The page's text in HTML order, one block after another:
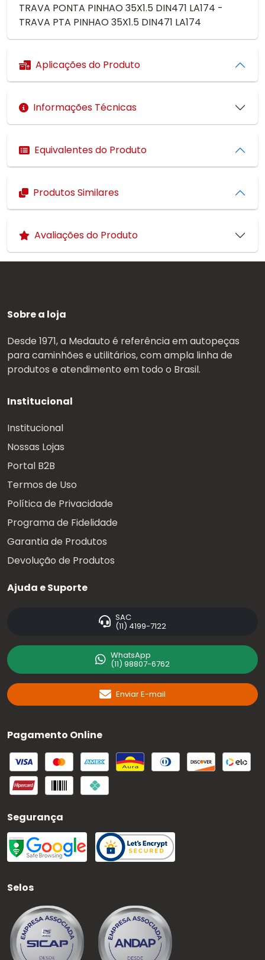
TRAVA PONTA PINHAO 35X1.5 DIN471 LA174 -
TRAVA PTA PINHAO 35X1.5 DIN471 LA174
Aplicações do Produto
Informações Técnicas
Equivalentes do Produto
Produtos Similares
Avaliações do Produto
Sobre a loja
Desde 1971, a Medauto é referência em autopeças
para caminhões e utilitários, com ampla linha de
produtos e atendimento em todo o Brasil.
Institucional
Institucional
Nossas Lojas
Portal B2B
Termos de Uso
Política de Privacidade
Programa de Fidelidade
Garantia de Produtos
Devolução de Produtos
Ajuda e Suporte
SAC
(11) 4199-7122
WhatsApp
(11) 98807-6762
Enviar E-mail
Pagamento Online
Segurança
Selos